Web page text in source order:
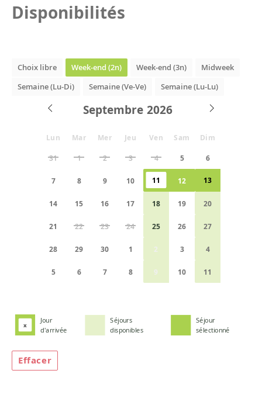
Disponibilités
Choix libre Week-end (2n) Week-end (3n)
Midweek
Semaine (Lu-Di)
Semaine (Ve-Ve) Semaine (Lu-Lu)
Septembre
Lun Mar Mer Jeu Ven Sam Dim
31 1 2 3 4 5 6
7 8 9 10 11 12 13
14 15 16 17 18 19 20
21 22 23 24 25 26 27
28 29 30 1 2 3 4
5 6 7 8 9 10 11
x
Jour
d'arrivée
Séjours
disponibles
Séjour
sélectionné
Effacer